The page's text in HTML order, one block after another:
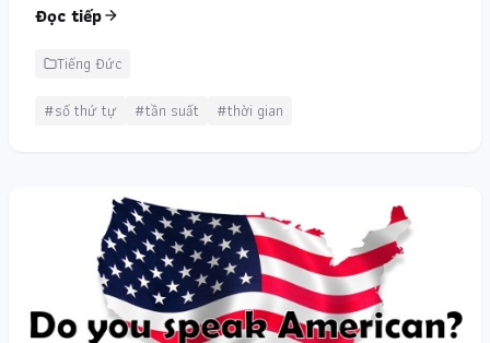
Đọc tiếp
Tiếng Đức
#số thứ tự
#tần suất #thời gian